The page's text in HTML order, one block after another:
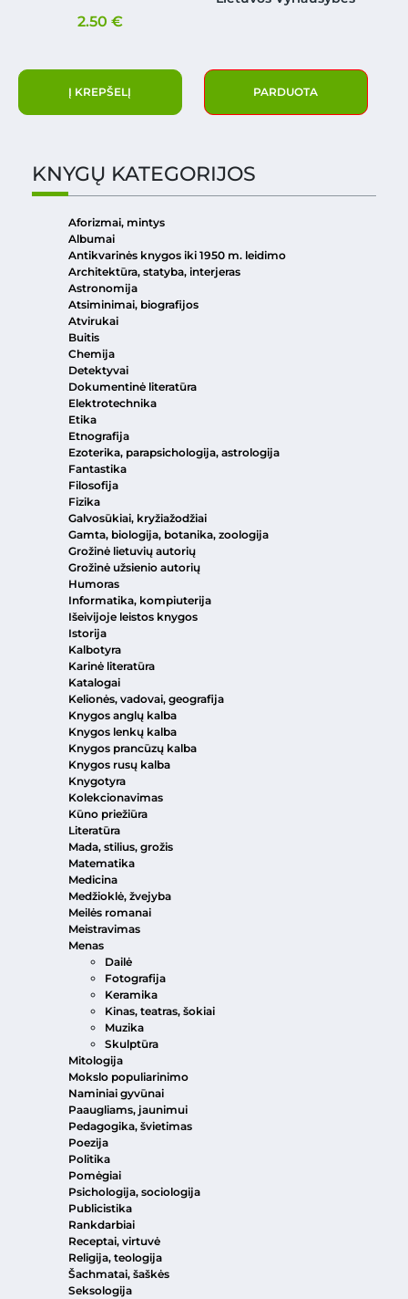
2.50 €
Į KREPŠELĮ PARDUOTA
KNYGŲ KATEGORIJOS
Aforizmai, mintys
Albumai
Antikvarinės knygos iki 1950 m. leidimo
Architektūra, statyba, interjeras
Astronomija
Atsiminimai, biografijos
Atvirukai
Buitis
Chemija
Detektyvai
Dokumentinė literatūra
Elektrotechnika
Etika
Etnografija
Ezoterika, parapsichologija, astrologija
Fantastika
Filosofija
Fizika
Galvosūkiai, kryžiažodžiai
Gamta, biologija, botanika, zoologija
Grožinė lietuvių autorių
Grožinė užsienio autorių
Humoras
Informatika, kompiuterija
Išeivijoje leistos knygos
Istorija
Kalbotyra
Karinė literatūra
Katalogai
Kelionės, vadovai, geografija
Knygos anglų kalba
Knygos lenkų kalba
Knygos prancūzų kalba
Knygos rusų kalba
Knygotyra
Kolekcionavimas
Kūno priežiūra
Literatūra
Mada, stilius, grožis
Matematika
Medicina
Medžioklė, žvejyba
Meilės romanai
Meistravimas
Menas
Dailė
Fotografija
Keramika
Kinas, teatras, šokiai
Muzika
Skulptūra
Mitologija
Mokslo populiarinimo
Naminiai gyvūnai
Paaugliams, jaunimui
Pedagogika, švietimas
Poezija
Politika
Pomėgiai
Psichologija, sociologija
Publicistika
Rankdarbiai
Receptai, virtuvė
Religija, teologija
Šachmatai, šaškės
Seksologija